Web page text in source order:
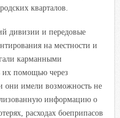
кварталов.
дивизии и передовые
на местности и
карманными
помощью через
они имели возможность не
информацию о
расходах боеприпасов